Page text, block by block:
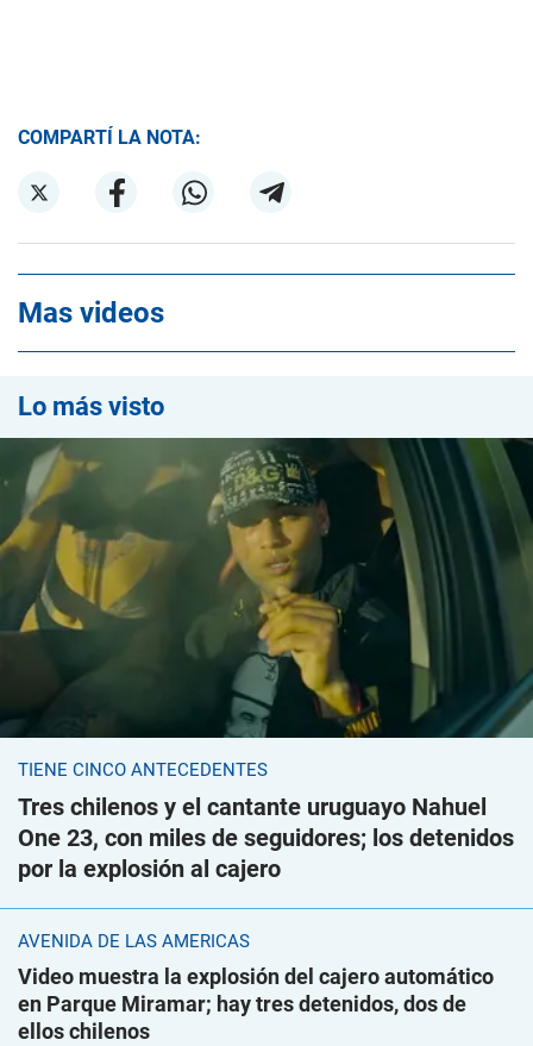
COMPARTÍ LA NOTA:
Mas videos
Lo más visto
TIENE CINCO ANTECEDENTES
Tres chilenos y el cantante uruguayo Nahuel
One 23, con miles de seguidores; los detenidos
por la explosión al cajero
AVENIDA DE LAS AMÉRICAS
Video muestra la explosión del cajero automático
en Parque Miramar; hay tres detenidos, dos de
ellos chilenos